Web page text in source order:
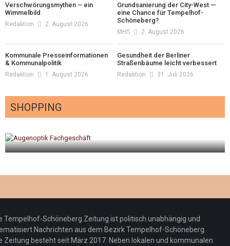
Verschwörungsmythen – ein
Wimmelbild
Redaktion 2. August 2026
Grundsanierung der City-West —
eine Chance für Tempelhof-
Schöneberg?
MHS 2. August 2026
Kommunale Presseinformationen
& Kommunalpolitik
Redaktion 1. August 2026
Gesundheit der Berliner
Straßenbäume leicht verbessert
Redaktion 31. Juli 2026
SHOPPING
Redaktion 23. Juli 2026
Tempelhof-Schöneberg Zeitung ist politisch unabhängig und
Nachrichten aus dem Bezirk Tempelhof-Schöneberg.
Zeitung besteht seit März 2017. Neben lokalen und kommunalen